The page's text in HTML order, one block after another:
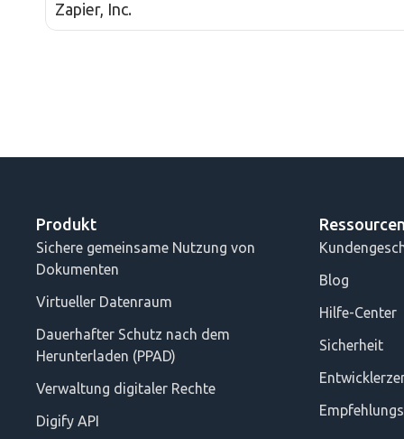
Zapier, Inc.
Produkt
Sichere gemeinsame Nutzung von
Dokumenten
Virtueller Datenraum
Dauerhafter Schutz nach dem
Herunterladen (PPAD)
Verwaltung digitaler Rechte
Digify API
Blog
Hilfe-Center
Sicherheit